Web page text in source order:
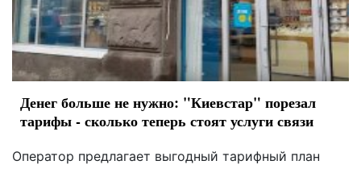
Денег больше не нужно: "Киевстар" порезал
тарифы - сколько теперь стоят услуги связи
Оператор предлагает выгодный тарифный план